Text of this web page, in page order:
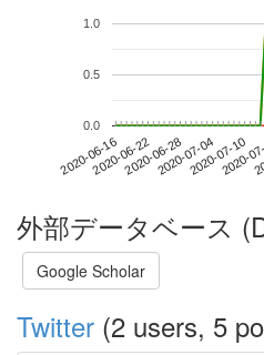
2020-06-162020-06-222020-06-282020-07-042020-07-10
2020-
0.0
0.5
1.0
外部データベース
Google Scholar
Twitter (2 users, 5